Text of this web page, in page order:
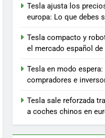
Tesla ajusta los
europa: Lo que debes
Tesla compacto y
el mercado español
Tesla en modo
compradores e
Tesla sale reforzada
a coches chinos en